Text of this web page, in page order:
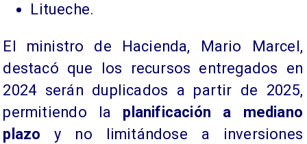
Litueche.
​El ministro de Hacienda, Mario Marcel,
destacó que los recursos entregados en
2024 serán duplicados a partir de 2025,
permitiendo la planificación a mediano
plazoy no limitándose a inversiones